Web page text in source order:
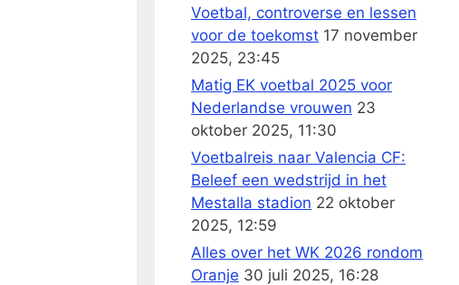
Voetbal, controverse en lessen
voor de toekomst 17 november
2025, 23:45
Matig EK voetbal 2025 voor
Nederlandse vrouwen 23
oktober 2025, 11:30
Voetbalreis naar Valencia CF:
Beleef een wedstrijd in het
Mestalla stadion 22 oktober
2025, 12:59
Alles over het WK 2026 rondom
Oranje 30 juli 2025, 16:28